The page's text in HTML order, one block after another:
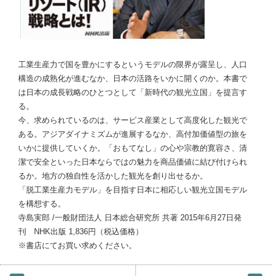
工業生産力で国を豊かにするというモデルの限界が露呈し、人口
構造の成熟化が進むなか、日本の活路をいかに開くのか。本書で
は日本の成長戦略のひとつとして「新時代の観光立国」を提言す
る。
今、求められているのは、サービス産業として高度化した観光で
ある。アジアダイナミズムが進展するなか、高付加価値型の旅を
いかに提供していくか。「おもてなし」の心や宗教的寛容さ、清
潔で安全といった日本ならではの魅力を商品価値に結び付けられ
るか。地方の独自性を活かした観光を創り出せるか。
「脱工業生産力モデル」を目指す日本に相応しい観光立国モデル
を構想する。
寺島実郎 /一般財団法人 日本総合研究所 共著 2015年6月27日発
刊 NHK出版 1,836円（税込価格）
※書店にてお買い求めください。